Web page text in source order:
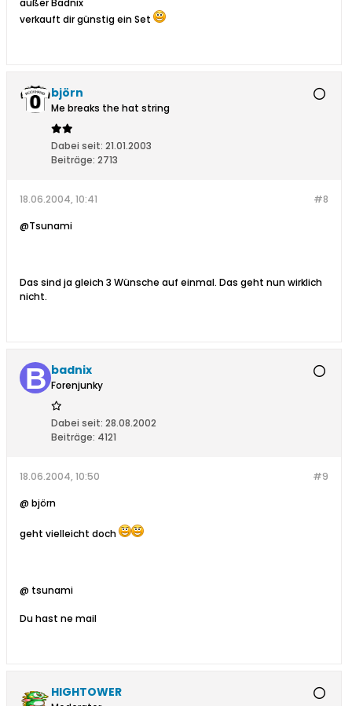
außer Badnix
verkauft dir günstig ein Set
björn
Me breaks the hat string
Dabei seit: 21.01.2003
Beiträge: 2713
#8
18.06.2004, 10:41
@Tsunami
Das sind ja gleich 3 Wünsche auf einmal. Das geht nun wirklich
nicht.
badnix
Forenjunky
Dabei seit: 28.08.2002
Beiträge: 4121
#9
18.06.2004, 10:50
@ björn
geht vielleicht doch
@ tsunami
Du hast ne mail
HIGHTOWER